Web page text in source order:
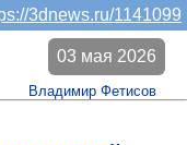
3dnews.ru/1141099
03 мая 2026
Владимир Фетисов